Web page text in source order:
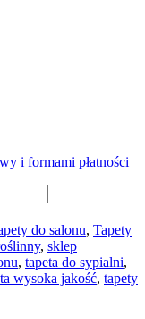
i formami płatności
do salonu, Tapety
, sklep
, tapeta do sypialni,
wysoka jakość, tapety